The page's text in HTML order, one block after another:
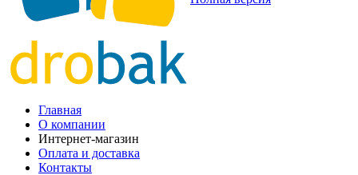
Главная
О компании
Интернет-магазин
Оплата и доставка
Контакты